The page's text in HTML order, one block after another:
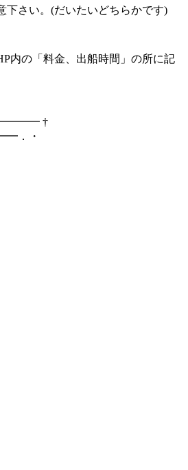
下さい。(だいたいどちらかです)
内の「料金、出船時間」の所に記
†
・